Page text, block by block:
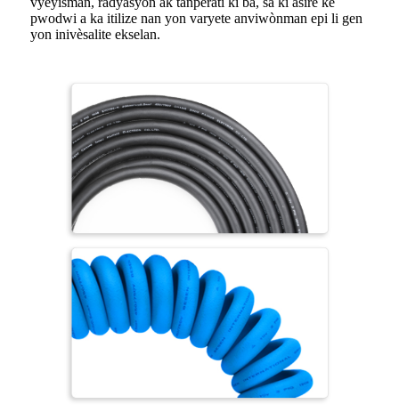
pwodwi a ka itilize nan yon varyete anviwònman epi li gen
yon inivèsalite ekselan.